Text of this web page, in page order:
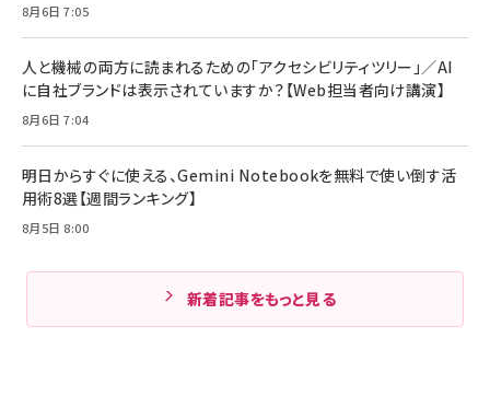
8月6日 7:05
人と機械の両方に読まれるための「アクセシビリティツリー」／AI
に自社ブランドは表示されていますか？【Web担当者向け講演】
8月6日 7:04
明日からすぐに使える、Gemini Notebookを無料で使い倒す活
用術8選【週間ランキング】
8月5日 8:00
新着記事をもっと見る